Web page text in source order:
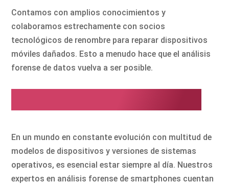
Contamos con amplios conocimientos y
colaboramos estrechamente con socios
tecnológicos de renombre para reparar dispositivos
móviles dañados. Esto a menudo hace que el análisis
forense de datos vuelva a ser posible.
En un mundo en constante evolución con multitud de
modelos de dispositivos y versiones de sistemas
operativos, es esencial estar siempre al día. Nuestros
expertos en análisis forense de smartphones cuentan